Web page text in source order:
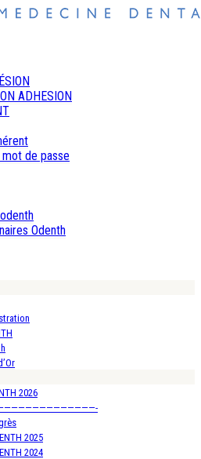
ADHESION
de passe
Odenth
2026
2025
2024